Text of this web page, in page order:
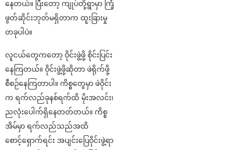
နေတယ်။ ပြီးတော့ ကျုပ်တို့ရွာမှာ ကြံ့
ဖွတ်ဆိုင်းဘုတ်မရှိတာက ထူးခြားမှု
တခုပါပဲ။
လူငယ်တွေကတော့ ဝိုင်းဖွဲ့ဖို့ စိုင်းပြင်း
နေကြတယ်။ ဝိုင်းဖွဲ့ဖို့ဆိုတာ ဖဲရိုက်ဖို့
စီစဉ်နေကြတာပါ။ ကိစ္စတွေမှာ ဖဲဝိုင်း
က ရက်လည်ခုနစ်ရက်ထိ မိုးအလင်း၊
ညလုံးပေါက်ရှိနေတတ်တယ်။ ကိစ္စ
အိမ်မှာ ရက်လည်သည်အထိ
စောင့်ရှောက်ရင်း အပျင်းပြေဝိုင်းဖွဲ့ရာ